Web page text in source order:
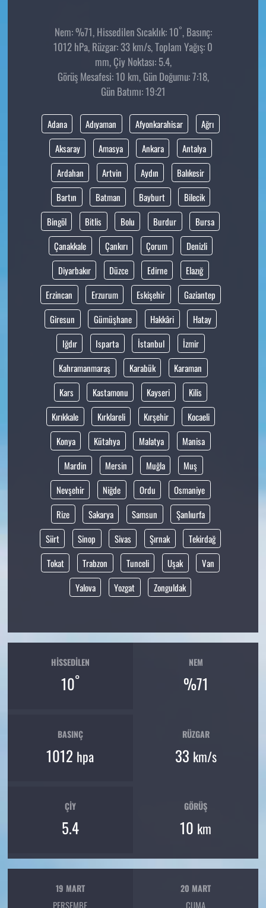
Nem: %71, Hissedilen Sıcaklık: 10°, Basınç:
1012 hPa, Rüzgar: 33 km/s, Toplam Yağış: 0
mm, Çiy Noktası: 5.4,
Görüş Mesafesi: 10 km, Gün Doğumu: 7:18,
Gün Batımı: 19:21
Adana Adıyaman Afyonkarahisar
Ağrı
Aksaray
Amasya Ankara
Antalya
Ardahan
Artvin Aydın
Balıkesir
Bartın
Batman Bayburt
Bilecik
Bingöl
Bitlis Bolu Burdur
Bursa
Çanakkale
Çankırı Çorum
Denizli
Diyarbakır
Düzce Edirne
Elazığ
Erzincan
Erzurum Eskişehir
Gaziantep
Giresun
Gümüşhane Hakkâri
Hatay
Iğdır
Isparta İstanbul
İzmir
Kahramanmaraş
Karabük
Karaman
Kars
Kastamonu Kayseri
Kilis
Kırıkkale
Kırklareli Kırşehir
Kocaeli
Konya
Kütahya Malatya
Manisa
Mardin
Mersin Muğla
Muş
Nevşehir
Niğde Ordu
Osmaniye
Rize
Sakarya Samsun
Şanlıurfa
Siirt
Sinop Sivas Şırnak
Tekirdağ
Tokat
Trabzon Tunceli Uşak
Van
Yalova
Yozgat Zonguldak
HISSEDILEN
10°
NEM
%71
BASINÇ
1012 hpa
RÜZGAR
33 km/s
ÇIY
5.4
GÖRÜŞ
10 km
19 MART
PERŞEMBE
20 MART
CUMA